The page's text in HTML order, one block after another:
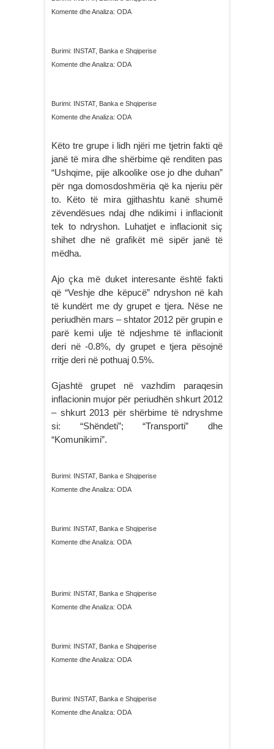
Komente dhe Analiza: ODA
Burimi: INSTAT, Banka e Shqiperise
Komente dhe Analiza: ODA
Burimi: INSTAT, Banka e Shqiperise
Komente dhe Analiza: ODA
Këto tre grupe i lidh njëri me tjetrin fakti që
janë të mira dhe shërbime që renditen pas
“Ushqime, pije alkoolike ose jo dhe duhan”
për nga domosdoshmëria që ka njeriu për
to. Këto të mira gjithashtu kanë shumë
zëvendësues ndaj dhe ndikimi i inflacionit
tek to ndryshon. Luhatjet e inflacionit siç
shihet dhe në grafikët më sipër janë të
mëdha.
Ajo çka më duket interesante është fakti
që “Veshje dhe këpucë” ndryshon në kah
të kundërt me dy grupet e tjera. Nëse ne
periudhën mars – shtator 2012 për grupin e
parë kemi ulje të ndjeshme të inflacionit
deri në -0.8%, dy grupet e tjera pësojnë
rritje deri në pothuaj 0.5%.
Gjashtë grupet në vazhdim paraqesin
inflacionin mujor për periudhën shkurt 2012
– shkurt 2013 për shërbime të ndryshme
si: “Shëndeti”; “Transporti” dhe
“Komunikimi”.
Burimi: INSTAT, Banka e Shqiperise
Komente dhe Analiza: ODA
Burimi: INSTAT, Banka e Shqiperise
Komente dhe Analiza: ODA
Burimi: INSTAT, Banka e Shqiperise
Komente dhe Analiza: ODA
Burimi: INSTAT, Banka e Shqiperise
Komente dhe Analiza: ODA
Burimi: INSTAT, Banka e Shqiperise
Komente dhe Analiza: ODA